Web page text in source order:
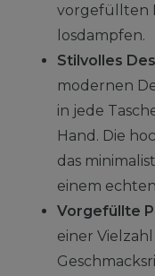
vorgefüllten
losdampfen.
Stilvolles
modernen
in jede
Hand. Die
das
einem
Vorgefüllte
einer